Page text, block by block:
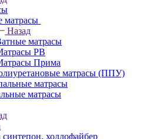
матрасы
Назад
матрасы
РВ
Прима
матрасы (ППУ)
матрасы
матрасы
синтепон, холлофайбер